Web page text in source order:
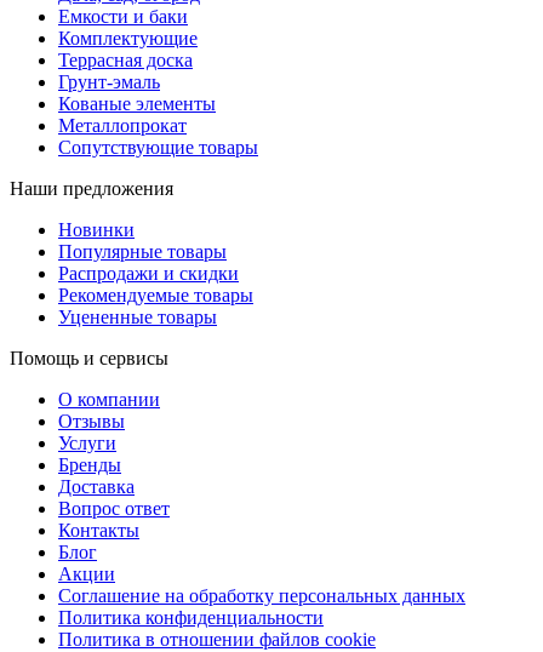
Емкости и баки
Комплектующие
Террасная доска
Грунт-эмаль
Кованые элементы
Металлопрокат
Сопутствующие товары
Наши предложения
Новинки
Популярные товары
Распродажи и скидки
Рекомендуемые товары
Уцененные товары
Помощь и сервисы
О компании
Отзывы
Услуги
Бренды
Доставка
Вопрос ответ
Контакты
Блог
Акции
Соглашение на обработку персональных данных
Политика конфиденциальности
Политика в отношении файлов cookie